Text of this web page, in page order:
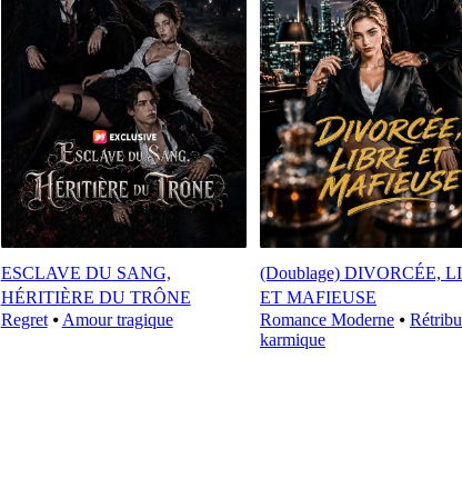
ESCLAVE DU SANG,
HÉRITIÈRE DU TRÔNE
Regret⦁ Amour tragique
(Doublage) DIVORCÉE,
ET MAFIEUSE
Romance Moderne⦁
karmique